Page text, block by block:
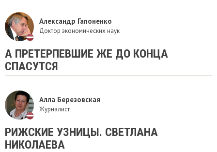
Александр Гапоненко
Доктор экономических наук
А ПРЕТЕРПЕВШИЕ ЖЕ ДО КОНЦА
СПАСУТСЯ
Алла Березовская
Журналист
РИЖСКИЕ УЗНИЦЫ. СВЕТЛАНА
НИКОЛАЕВА